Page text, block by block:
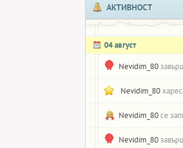
АКТИВНОСТ
04 август
Nevidim_80
Nevidim_80
Nevidim_80се
Nevidim_80